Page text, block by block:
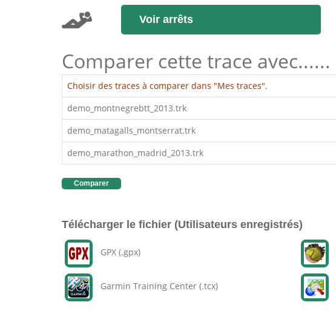
Voir arrêts
Comparer cette trace avec......
Choisir des traces à comparer dans "Mes traces".
demo_montnegrebtt_2013.trk
demo_matagalls_montserrat.trk
demo_marathon_madrid_2013.trk
Comparer
Télécharger le fichier (Utilisateurs enregistrés)
GPX (.gpx)
Garmin Training Center (.tcx)